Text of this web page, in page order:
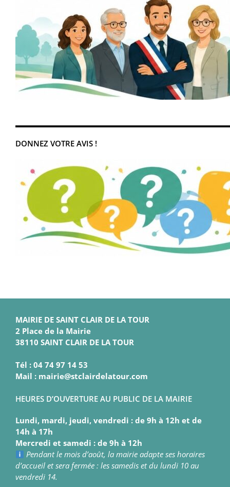
DONNEZ VOTRE AVIS !
MAIRIE DE SAINT CLAIR DE LA TOUR
2 Place de la Mairie
38110 SAINT CLAIR DE LA TOUR
Tél : 04 74 97 14 53
Mail : mairie@stclairdelatour.com
HEURES D’OUVERTURE AU PUBLIC DE LA MAIRIE
Lundi, mardi, jeudi, vendredi : de 9h à 12h et de
14h à 17h
Mercredi et samedi : de 9h à 12h
Pendant le mois d’août, la mairie adapte ses horaires
d’accueil et sera fermée : les samedis et du lundi 10 au
vendredi 14.